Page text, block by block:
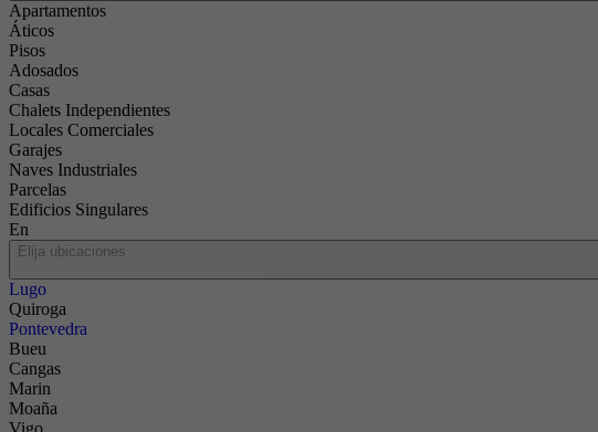
Apartamentos
Áticos
Pisos
Adosados
Casas
Chalets Independientes
Locales Comerciales
Garajes
Naves Industriales
Parcelas
Edificios Singulares
En
Elija ubicaciones
Lugo
Quiroga
Pontevedra
Bueu
Cangas
Marin
Moaña
Vigo